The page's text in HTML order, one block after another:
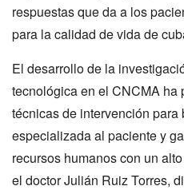
respuestas que da a los
para la calidad de vida de
El desarrollo de la
tecnológica en el CNCMA ha
técnicas de intervención para
especializada al paciente y
recursos humanos con un
el doctor Julián Ruiz Torres,